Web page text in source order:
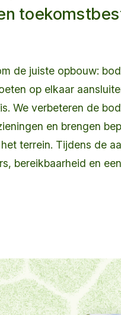
de juiste opbouw:
op elkaar
We verbeteren de
en brengen
terrein. Tijdens de
bereikbaarheid en